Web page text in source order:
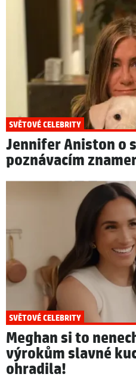
SVĚTOVÉ CELEBRITY
Jennifer Aniston o
poznávacím
SVĚTOVÉ CELEBRITY
Meghan si to
výrokům slavné
ohradila!